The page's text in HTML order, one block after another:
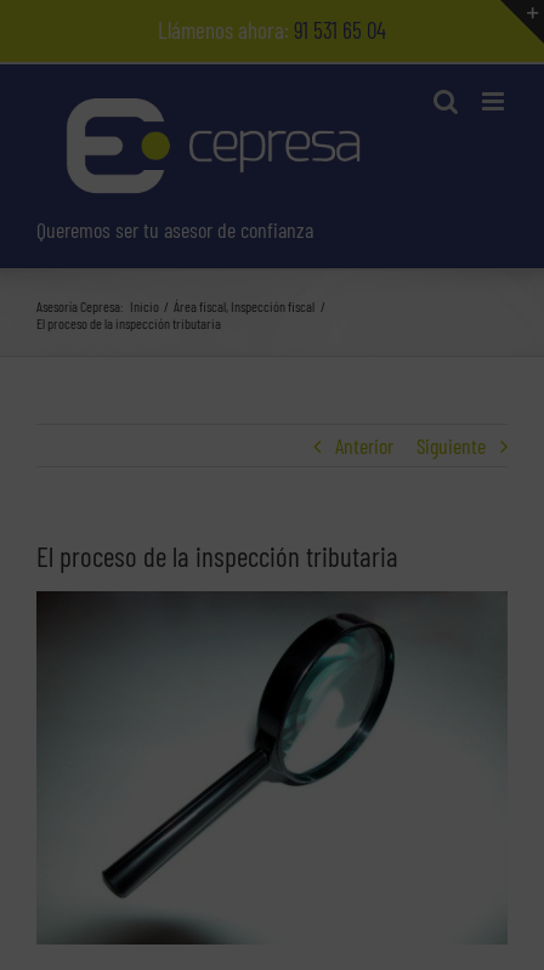
contenido
Llámenos ahora: 91 531 65 04
Queremos ser tu asesor de confianza
Asesoría Cepresa: Inicio Área fiscal Inspección fiscal
El proceso de la inspección tributaria
Anterior Siguiente
El proceso de la inspección tributaria